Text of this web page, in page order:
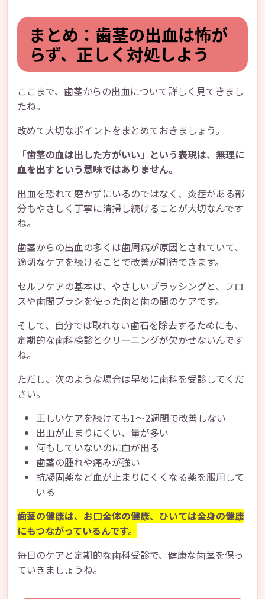
まとめ：歯茎の出血は怖が
らず、正しく対処しよう
ここまで、歯茎からの出血について詳しく見てきまし
たね。
改めて大切なポイントをまとめておきましょう。
「歯茎の血は出した方がいい」という表現は、無理に
血を出すという意味ではありません。
出血を恐れて磨かずにいるのではなく、炎症がある部
分もやさしく丁寧に清掃し続けることが大切なんです
ね。
歯茎からの出血の多くは歯周病が原因とされていて、
適切なケアを続けることで改善が期待できます。
セルフケアの基本は、やさしいブラッシングと、フロ
スや歯間ブラシを使った歯と歯の間のケアです。
そして、自分では取れない歯石を除去するためにも、
定期的な歯科検診とクリーニングが欠かせないんです
ね。
ただし、次のような場合は早めに歯科を受診してくだ
さい。
正しいケアを続けても1〜2週間で改善しない
出血が止まりにくい、量が多い
何もしていないのに血が出る
歯茎の腫れや痛みが強い
抗凝固薬など血が止まりにくくなる薬を服用して
いる
歯茎の健康は、お口全体の健康、ひいては全身の健康
にもつながっているんです。
毎日のケアと定期的な歯科受診で、健康な歯茎を保っ
ていきましょうね。